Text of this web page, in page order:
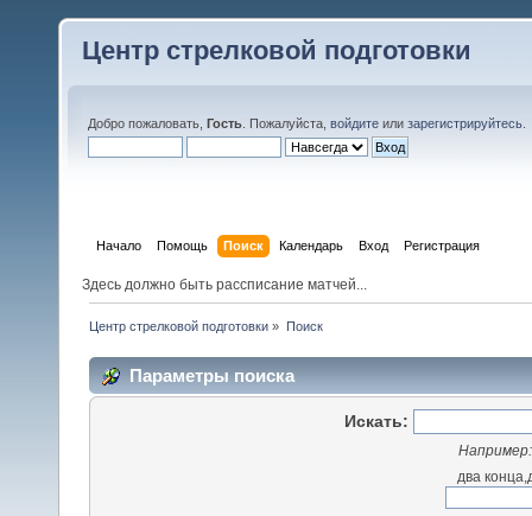
Центр стрелковой подготовки
Добро пожаловать, Гость . Пожалуйста, войдите или зарегистрируйтесь
Начало Помощь Поиск Календарь Вход Регистрация
Здесь должно быть рассписание матчей...
Центр стрелковой подготовки » Поиск
Параметры поиска
Искать:
два